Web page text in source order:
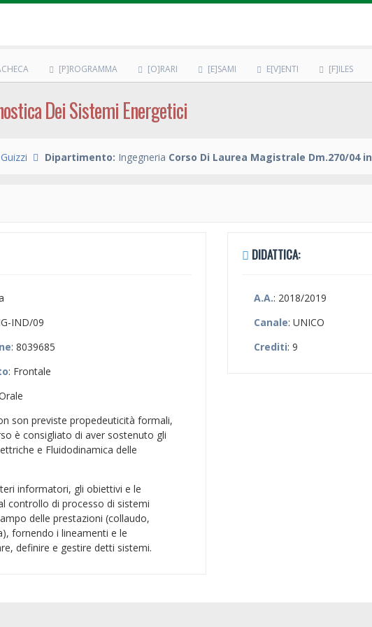
[P]ROGRAMMA [O]RARI [E]SAMI E[V]ENTI [F]ILES
Dei Sistemi Energetici
Dipartimento: Ingegneria Corso Di Laurea Magistrale Dm.270/04 in
IND/09
: 8039685
: Frontale
son previste propedeuticità formali,
è consigliato di aver sostenuto gli
e Fluidodinamica delle
informatori, gli obiettivi e le
controllo di processo di sistemi
delle prestazioni (collaudo,
fornendo i lineamenti e le
definire e gestire detti sistemi.
DIDATTICA:
A.A.: 2018/2019
Canale: UNICO
Crediti: 9